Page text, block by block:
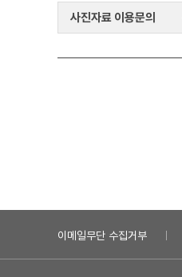
사진자료 이용문의
이메일무단 수집거부